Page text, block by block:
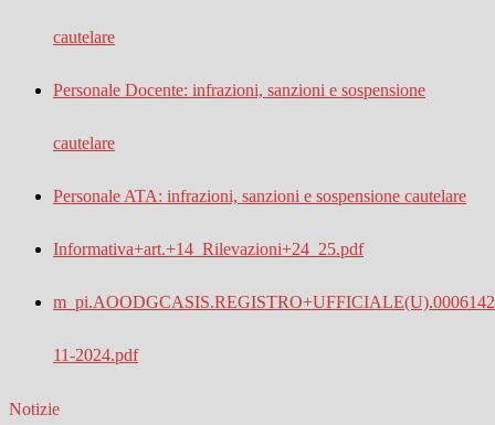
cautelare
Personale Docente: infrazioni, sanzioni e sospensione
cautelare
Personale ATA: infrazioni, sanzioni e sospensione cautelare
Informativa+art.+14_Rilevazioni+24_25.pdf
11-2024.pdf
Notizie